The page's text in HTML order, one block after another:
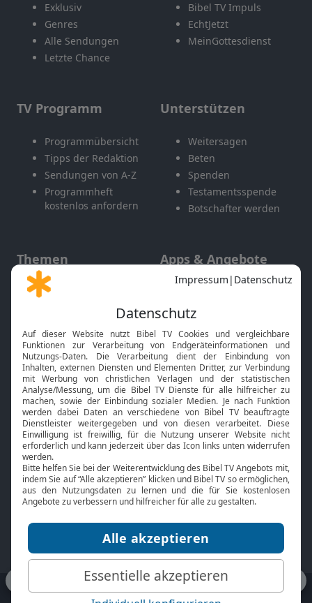
Exklusiv
Genres
Alle Sendungen
Letzte Chance
Bibel TV Impuls
EchtJetzt
MeinGottesdienst
TV Programm
Programmübersicht
Tipps der Redaktion
Sendungen von A-Z
Programmheft
kostenlos anfordern
Unterstützen
Weitersagen
Beten
Spenden
Testamentsspende
Botschafter werden
Themen
Gott und Bibel erklärt
Neuigkeiten
Apps & Angebote
Mobile App
Smart TV
HbbTV
Bibelthek Online-Bibel
Nächster Gottesdienst
Bibel TV
Über uns
Jobs
Mediadaten
Service
Kontakt
TV-Empfang
bibeltv.de: Impressum
Datenschutz